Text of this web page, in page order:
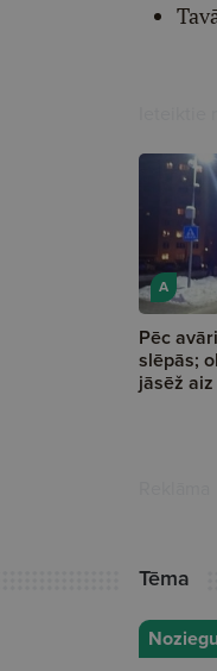
A
Pēc
slēpās;
jāsēž
Tēma